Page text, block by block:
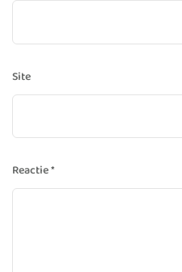
Reactie*
Site